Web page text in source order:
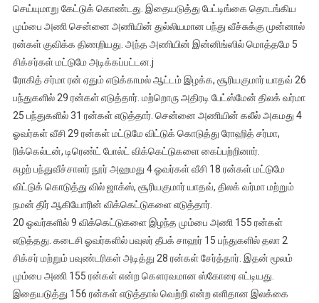
சிஎஸ்கே,
மும்பை
அணியை
வித்தியாசத்தில்
வீழ்த்தி
வெற்றிக்
கணக்கை
தொடங்கியது
செய்யுமாறு கேட்டுக் கொண்டது. இதையடுத்து பேட்டிங்கை தொடங்கிய
மும்பை அணி சென்னை அணியின் துல்லியமான பந்து வீச்சுக்கு முன்னால்
ரன்கள் குவிக்க திணறியது. அந்த அணியின் இன்னிங்ஸில் மொத்தமே 5
சிக்சர்கள் மட்டுமே அடிக்கப்பட்டன.j
ரோகித் சர்மா ரன் ஏதும் எடுக்காமல் ஆட்டம் இழக்க, சூரியகுமார் யாதவ் 26
பந்துகளில் 29 ரன்கள் எடுத்தார். மற்றொரு அதிரடி பேட்ஸ்மேன் திலக் வர்மா
25 பந்துகளில் 31 ரன்கள் எடுத்தார். சென்னை அணியின் கலீல் அகமது 4
ஓவர்கள் வீசி 29 ரன்கள் மட்டுமே விட்டுக் கொடுத்து ரோஹித் சர்மா,
ரிக்கெல்டன், டிரெண்ட் போல்ட் விக்கெட்டுகளை கைப்பற்றினார்.
சுழற் பந்துவீச்சாளர் நூர் அஹமது 4 ஓவர்கள் வீசி 18 ரன்கள் மட்டுமே
விட்டுக் கொடுத்து வில் ஜாக்ஸ், சூரியகுமார் யாதவ், திலக் வர்மா மற்றும்
நமன் திர் ஆகியோரின் விக்கெட்டுகளை எடுத்தார்.
20 ஓவர்களில் 9 விக்கெட்டுகளை இழந்த மும்பை அணி 155 ரன்கள்
எடுத்தது. கடைசி ஓவர்களில் பவுலர் தீபக் சாஹர் 15 பந்துகளில் தலா 2
சிக்சர் மற்றும் பவுண்டரிகள் அடித்து 28 ரன்கள் சேர்த்தார். இதன் மூலம்
மும்பை அணி 155 ரன்கள் என்ற கௌரவமான ஸ்கோரை எட்டியது.
இதையடுத்து 156 ரன்கள் எடுத்தால் வெற்றி என்ற எளிதான இலக்கை